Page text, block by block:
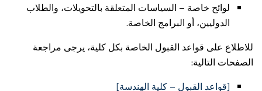
لوائح خاصة – السياسات المتعلقة بالتحويلات، والطلاب
الدوليين، أو البرامج الخاصة.
للاطلاع على قواعد القبول الخاصة بكل كلية، يرجى مراجعة
الصفحات التالية:
[قواعد القبول – كلية الهندسة]